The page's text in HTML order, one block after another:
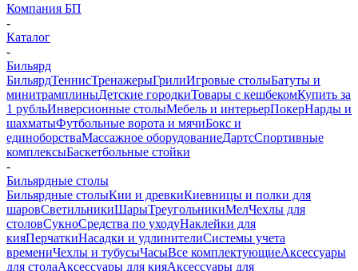
Компания БП
-
Каталог
-
Бильярд
БильярдТеннисТренажерыГрилиИгровые столыБатуты и
минитрамплиныДетские городкиТовары с кешбекомКупить за
1 рубльИнверсионные столыМебель и интерьерПокерНарды и
шахматыФутбольные ворота и мячиБокс и
единоборстваМассажное оборудованиеДартсСпортивные
комплексыБаскетбольные стойки
-
Бильярдные столы
Бильярдные столыКии и древкиКиевницы и полки для
шаровСветильникиШарыТреугольникиМелЧехлы для
столовСукноСредства по уходуНаклейки для
кияПерчаткиНасадки и удлинителиСистемы учета
времениЧехлы и тубусыЧасыВсе комплектующиеАксессуары
для столаАксессуары для кияАксессуары для